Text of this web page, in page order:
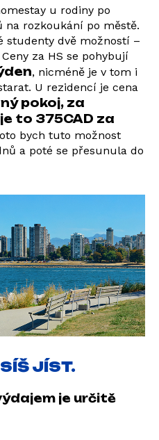
u rodiny po
rozkoukání po městě.
studenty dvě možností –
za HS se pohybují
, nicméně je v tom i
U rezidencí je cena
pokoj, za
to 375CAD za
bych tuto možnost
a poté se přesunula do
JÍST.
je určitě